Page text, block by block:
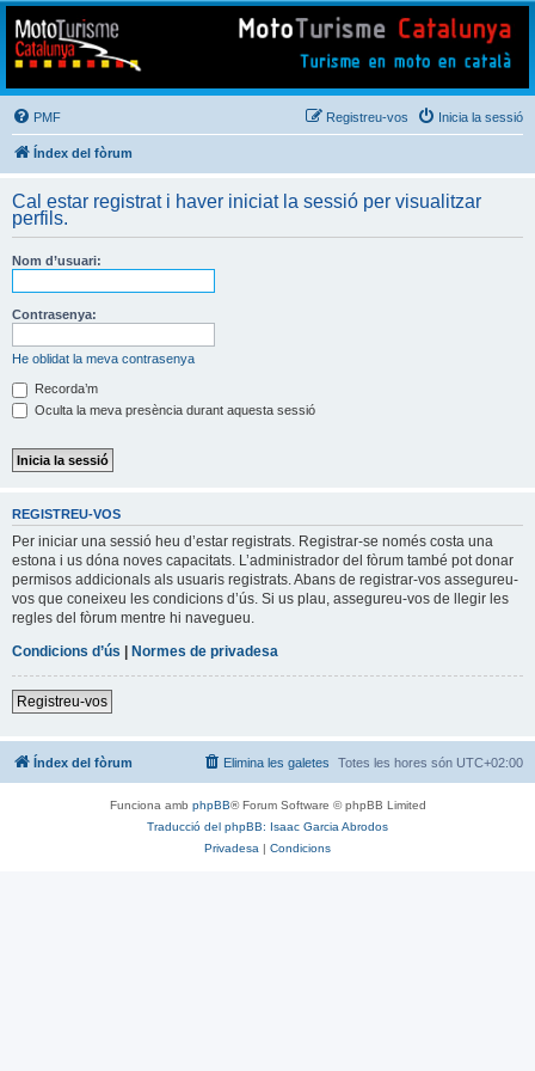
Mototurisme
Turisme en moto en català
PMF Inicia la sessió
Registreu-vos
Índex del fòrum
Cal estar registrat i haver iniciat la sessió per visualitzar
perfils.
Nom d’usuari:
Contrasenya:
He oblidat la meva contrasenya
Recorda’m
Oculta la meva presència durant aquesta sessió
REGISTREU-VOS
Per iniciar una sessió heu d’estar registrats. Registrar-se només costa una
estona i us dóna noves capacitats. L’administrador del fòrum també pot donar
permisos addicionals als usuaris registrats. Abans de registrar-vos assegureu-
vos que coneixeu les condicions d’ús. Si us plau, assegureu-vos de llegir les
regles del fòrum mentre hi navegueu.
Condicions d’ús | Normes de privadesa
Registreu-vos
Índex del fòrum Totes les hores són UTC+02:00
Elimina les galetes
Funciona amb phpBB® Forum Software © phpBB Limited
Traducció del phpBB: Isaac Garcia Abrodos
Privadesa | Condicions